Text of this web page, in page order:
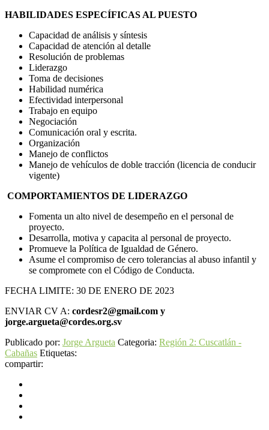
HABILIDADES ESPECÍFICAS AL PUESTO
Capacidad de análisis y síntesis
Capacidad de atención al detalle
Resolución de problemas
Liderazgo
Toma de decisiones
Habilidad numérica
Efectividad interpersonal
Trabajo en equipo
Negociación
Comunicación oral y escrita.
Organización
Manejo de conflictos
Manejo de vehículos de doble tracción (licencia de conducir
vigente)
COMPORTAMIENTOS DE LIDERAZGO
Fomenta un alto nivel de desempeño en el personal de
proyecto.
Desarrolla, motiva y capacita al personal de proyecto.
Promueve la Política de Igualdad de Género.
Asume el compromiso de cero tolerancias al abuso infantil y
se compromete con el Código de Conducta.
FECHA LIMITE: 30 DE ENERO DE 2023
ENVIAR CV A: cordesr2@gmail.com y
jorge.argueta@cordes.org.sv
Publicado por: Jorge Argueta Categoria: Región 2: Cuscatlán -
Cabañas Etiquetas:
compartir: